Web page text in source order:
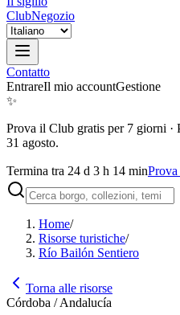
ClubNegozio
Contatto
EntrareIl mio accountGestione
✨
Prova il Club gratis per 7 giorni ·
31 agosto.
Termina tra 24 d 3 h 14 min
Home/
Risorse turistiche/
Río Bailón Sentiero
Torna alle risorse
Córdoba / Andalucía